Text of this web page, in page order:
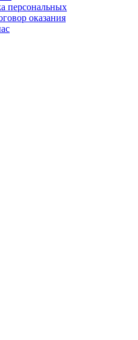
персональных
оказания